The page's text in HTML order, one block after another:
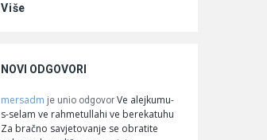
Više
NOVI ODGOVORI
mersadm je unio odgovor Ve alejkumu-
s-selam ve rahmetullahi ve berekatuhu
Za bračno savjetovanje se obratite